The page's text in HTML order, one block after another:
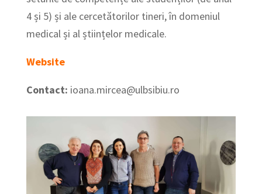
4 și 5) și ale cercetătorilor tineri, în domeniul
medical și al științelor medicale.
Website
Contact: ioana.mircea@ulbsibiu.ro